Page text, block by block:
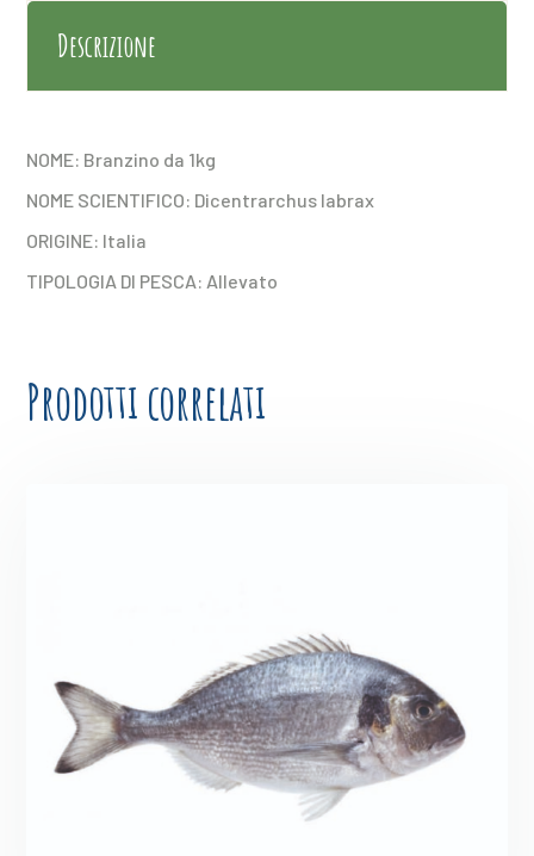
quantità
Descrizione
NOME: Branzino da 1kg
NOME SCIENTIFICO: Dicentrarchus labrax
ORIGINE: Italia
TIPOLOGIA DI PESCA: Allevato
Prodotti correlati